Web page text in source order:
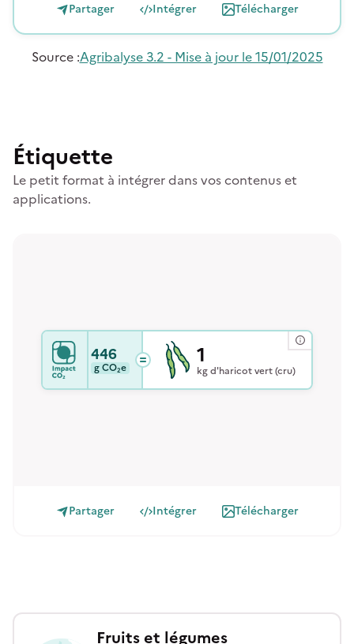
Partager Intégrer Télécharger
Source:Agribalyse 3.2 - Mise à jour le 15/01/2025
Étiquette
Le petit format à intégrer dans vos contenus et
applications.
446
gCO₂e 1
kg d'haricot vert (cru)
Partager Intégrer Télécharger
Fruits et légumes